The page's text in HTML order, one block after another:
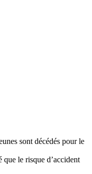
sont décédés pour le
que le risque d’accident